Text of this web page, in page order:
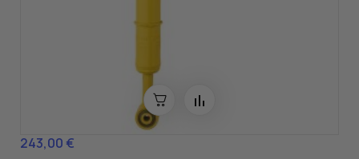
Cena
243,00 €